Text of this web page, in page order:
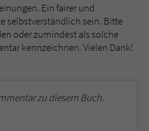
Ein fairer und
selbstverständlich sein. Bitte
oder zumindest als solche
kennzeichnen. Vielen Dank!
zu diesem Buch.